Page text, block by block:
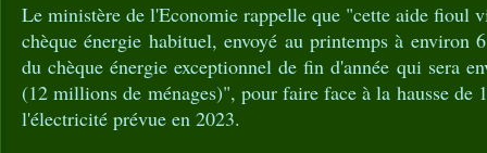
Le ministère de l'Economie rappelle que "cette aide fioul
chèque énergie habituel, envoyé au printemps à environ
du chèque énergie exceptionnel de fin d'année qui sera
(12 millions de ménages)", pour faire face à la hausse de
l'électricité prévue en 2023.